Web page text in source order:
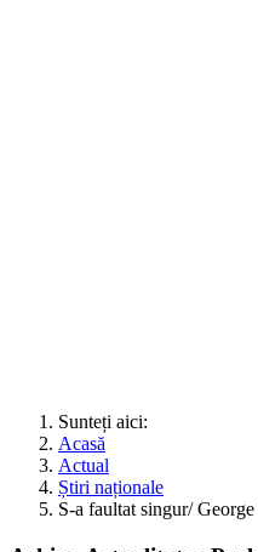
Sunteți aici:
Acasă
Actual
Știri naționale
S-a faultat singur/